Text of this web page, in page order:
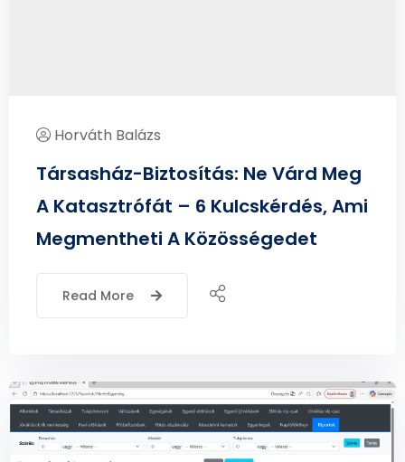
Horváth Balázs
Társasház-Biztosítás: Ne Várd Meg
A Katasztrófát – 6 Kulcskérdés, Ami
Megmentheti A Közösségedet
Read More